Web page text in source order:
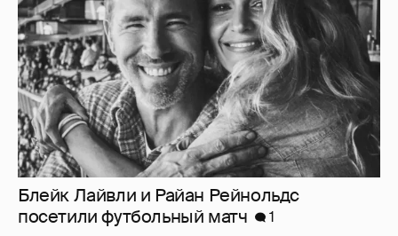
Блейк Лайвли и Райан Рейнольдс
посетили футбольный матч
1